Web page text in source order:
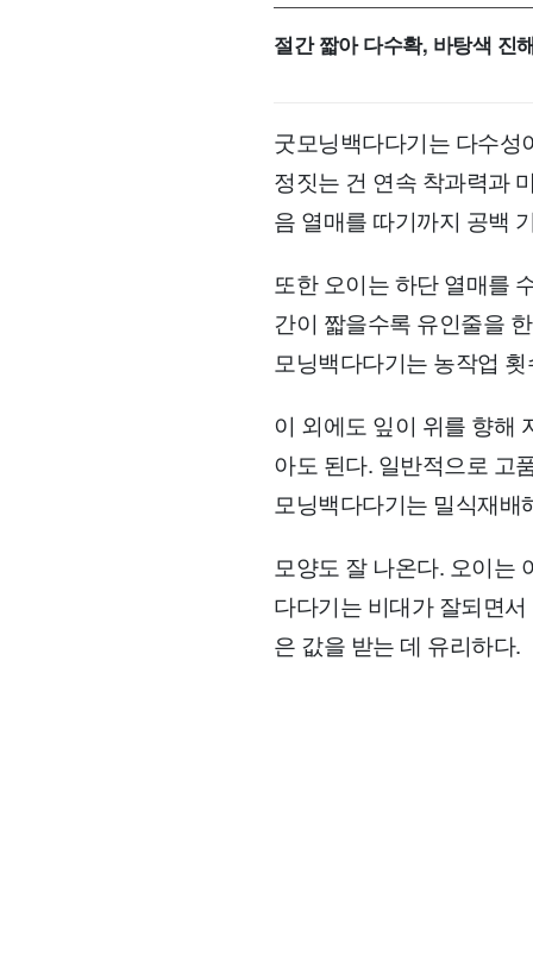
절간 짧아 다수확, 바탕색 진
굿모닝백다다기는 다수성
정짓는 건 연속 착과력과
음 열매를 따기까지 공백
또한 오이는 하단 열매를
간이 짧을수록 유인줄을
모닝백다다기는 농작업
이 외에도 잎이 위를 향해
아도 된다. 일반적으로 고
모닝백다다기는 밀식재배
모양도 잘 나온다. 오이는
다다기는 비대가 잘되면
은 값을 받는 데 유리하다.